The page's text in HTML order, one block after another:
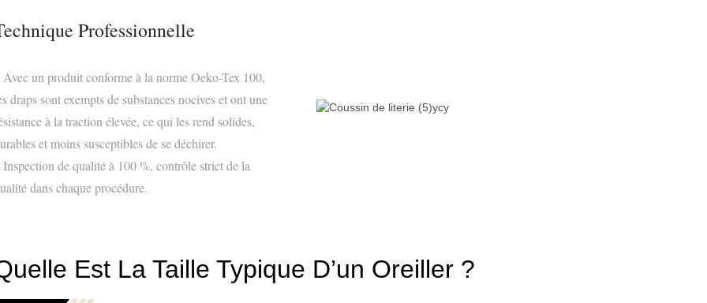
Professionnelle
un produit conforme à la norme Oeko-Tex 100,
draps sont exempts de substances nocives et ont une
à la traction élevée, ce qui les rend solides,
et moins susceptibles de se déchirer.
de qualité à 100 %, contrôle strict de la
dans chaque procédure.
Est La Taille Typique D’un Oreiller ?